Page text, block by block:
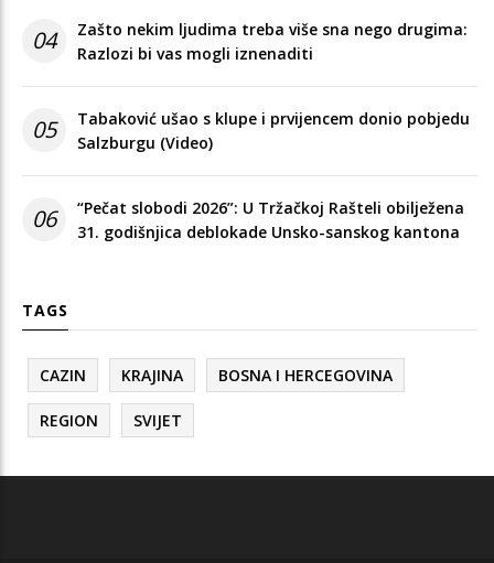
04
Zašto nekim ljudima treba više sna nego drugima:
Razlozi bi vas mogli iznenaditi
05
Tabaković ušao s klupe i prvijencem donio pobjedu
Salzburgu (Video)
06
“Pečat slobodi 2026”: U Tržačkoj Rašteli obilježena
31. godišnjica deblokade Unsko-sanskog kantona
TAGS
CAZIN KRAJINA BOSNA I HERCEGOVINA
REGION SVIJET